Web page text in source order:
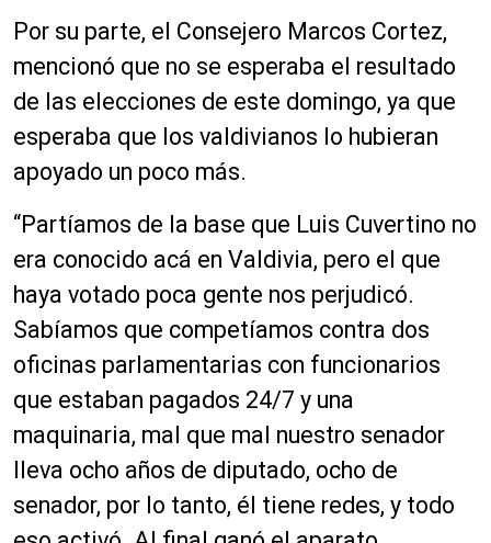
a
d
i
o
Por su parte, el Consejero Marcos Cortez,
mencionó que no se esperaba el resultado
de las elecciones de este domingo, ya que
esperaba que los valdivianos lo hubieran
apoyado un poco más.
“Partíamos de la base que Luis Cuvertino no
era conocido acá en Valdivia, pero el que
haya votado poca gente nos perjudicó.
Sabíamos que competíamos contra dos
oficinas parlamentarias con funcionarios
que estaban pagados 24/7 y una
maquinaria, mal que mal nuestro senador
lleva ocho años de diputado, ocho de
senador, por lo tanto, él tiene redes, y todo